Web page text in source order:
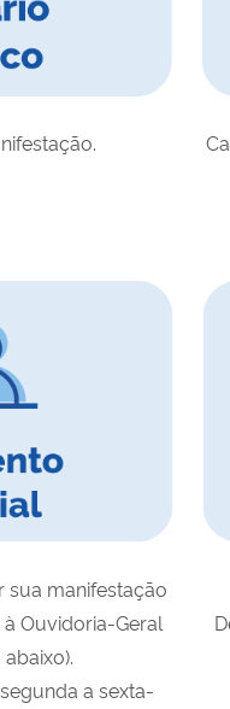
sua manifestação
Ouvidoria-Geral
a sexta-